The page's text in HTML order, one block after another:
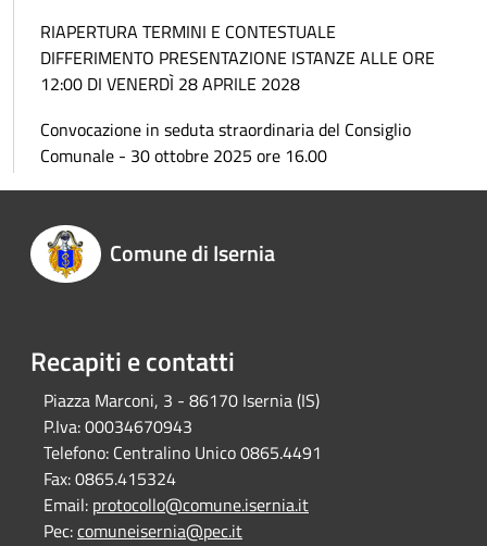
RIAPERTURA TERMINI E CONTESTUALE
DIFFERIMENTO PRESENTAZIONE ISTANZE ALLE ORE
12:00 DI VENERDÌ 28 APRILE 2028
Convocazione in seduta straordinaria del Consiglio
Comunale - 30 ottobre 2025 ore 16.00
Comune di Isernia
Recapiti e contatti
Piazza Marconi, 3 - 86170 Isernia (IS)
P.Iva:00034670943
Telefono: Centralino Unico 0865.4491
Fax:0865.415324
Email: protocollo@comune.isernia.it
Pec:comuneisernia@pec.it